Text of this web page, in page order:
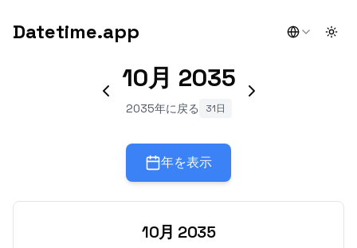
Datetime.app
10月 2035
2035年に戻る 31日
年を表示
10月 2035